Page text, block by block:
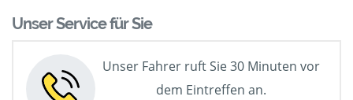
Unser Service für Sie
Unser Fahrer ruft Sie 30 Minuten vor
dem Eintreffen an.